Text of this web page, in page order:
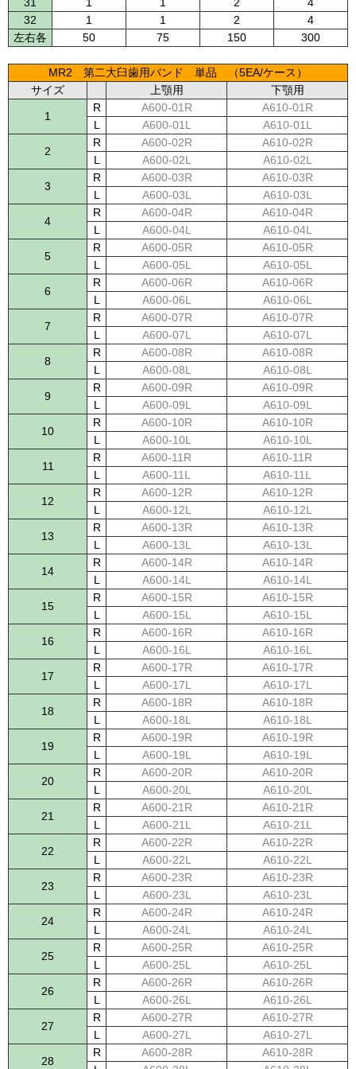
32
1 1 2
4
左右各
50 75 150 300
MR2 第二大臼歯用バンド 単品 （5EA/ケース）
サイズ
上顎用 下顎用
1
R A600-01R
A610-01R
L
A600-01L A610-01L
2
R A600-02R
A610-02R
L
A600-02L A610-02L
3
R A600-03R
A610-03R
L
A600-03L A610-03L
4
R A600-04R
A610-04R
L
A600-04L A610-04L
5
R A600-05R
A610-05R
L
A600-05L A610-05L
6
R A600-06R
A610-06R
L
A600-06L A610-06L
7
R A600-07R
A610-07R
L
A600-07L A610-07L
8
R A600-08R
A610-08R
L
A600-08L A610-08L
9
R A600-09R
A610-09R
L
A600-09L A610-09L
10
R A600-10R
A610-10R
L
A600-10L A610-10L
11
R A600-11R
A610-11R
L
A600-11L A610-11L
12
R A600-12R
A610-12R
L
A600-12L A610-12L
13
R A600-13R
A610-13R
L
A600-13L A610-13L
14
R A600-14R
A610-14R
L
A600-14L A610-14L
15
R A600-15R
A610-15R
L
A600-15L A610-15L
16
R A600-16R
A610-16R
L
A600-16L A610-16L
17
R A600-17R
A610-17R
L
A600-17L A610-17L
18
R A600-18R
A610-18R
L
A600-18L A610-18L
19
R A600-19R
A610-19R
L
A600-19L A610-19L
20
R A600-20R
A610-20R
L
A600-20L A610-20L
21
R A600-21R
A610-21R
L
A600-21L A610-21L
22
R A600-22R
A610-22R
L
A600-22L A610-22L
23
R A600-23R
A610-23R
L
A600-23L A610-23L
24
R A600-24R
A610-24R
L
A600-24L A610-24L
25
R A600-25R
A610-25R
L
A600-25L A610-25L
26
R A600-26R
A610-26R
L
A600-26L A610-26L
27
R A600-27R
A610-27R
L
A600-27L A610-27L
28
R A600-28R
A610-28R